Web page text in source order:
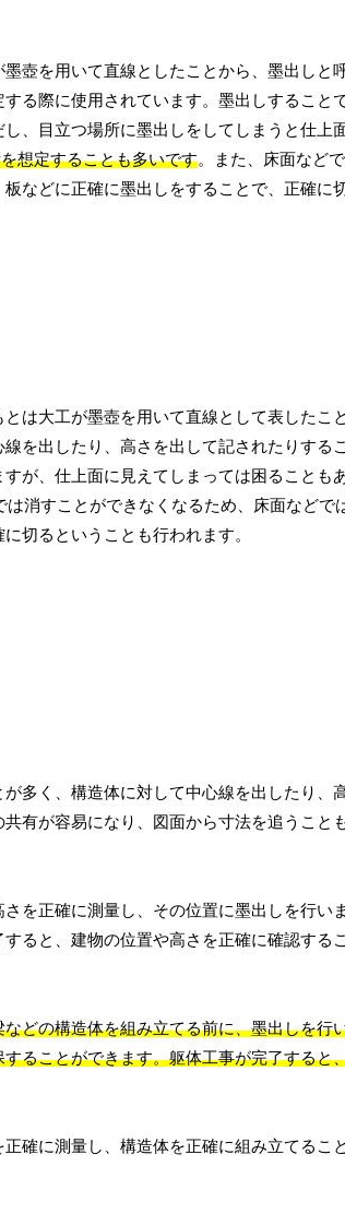
壺を用いて直線としたことから、墨出しと
る際に使用されています。墨出しすること
、目立つ場所に墨出しをしてしまうと仕上
想定することも多いです。また、床面など
などに正確に墨出しをすることで、正確に
は大工が墨壺を用いて直線として表したこ
を出したり、高さを出して記されたりする
が、仕上面に見えてしまっては困ることも
消すことができなくなるため、床面などで
切るということも行われます。
多く、構造体に対して中心線を出したり、
有が容易になり、図面から寸法を追うこと
を正確に測量し、その位置に墨出しを行い
ると、建物の位置や高さを正確に確認する
どの構造体を組み立てる前に、墨出しを行
ることができます。躯体工事が完了すると
確に測量し、構造体を正確に組み立てるこ